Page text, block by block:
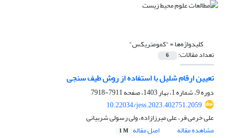
کلیدواژه‌ها ="کمومتریکس"
تعداد مقالات: 6
تعیین ارقام شلیل با استفاده از روش طیف سنجی
دوره 9، شماره 1، بهار 1403، صفحه
7911-7918
10.22034/jess.2023.402751.2059
علی خرمی فر، علی میرزازاده، ولی رسولی شربیانی
مشاهده مقاله
اصل مقاله 1 M